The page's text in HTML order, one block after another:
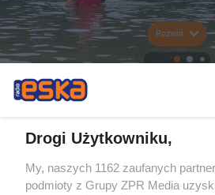
Rozwiń
Drogi Użytkowniku,
My, naszych 1162 zaufanych
podmioty z Grupy ZPR Media